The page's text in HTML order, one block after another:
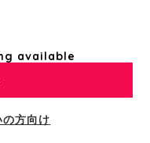
available
の方向け